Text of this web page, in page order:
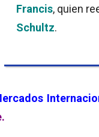
Francis, quien
Schultz.